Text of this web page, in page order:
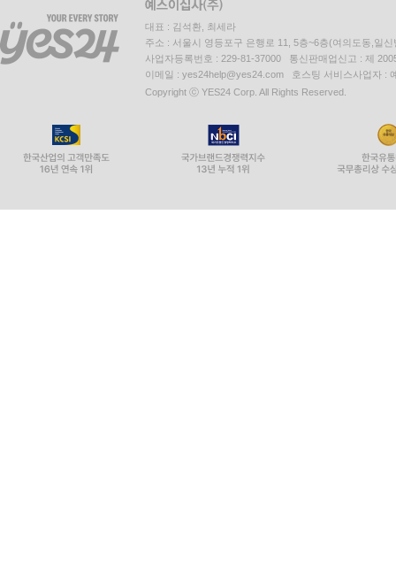
대표 : 김석환, 최세라
주소 : 서울시 영등포구 은행로 11, 5층~6층(여의도동,일신
사업자등록번호 : 229-81-37000 통신판매업신고 : 제
이메일 : yes24help@yes24.com 호스팅 서비스사업자 :
Copyright ⓒ YES24 Corp. All Rights Reserved.